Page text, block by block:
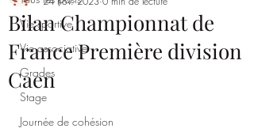
Vie sportive
Vie associative
Grades
Stage
Journée de cohésion
Bilan Championnat de
France Première division
Caen